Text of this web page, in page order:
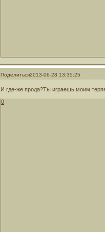
Поделиться2013-06-28 13:35:25
И где-же прода?Ты играешь моим
0